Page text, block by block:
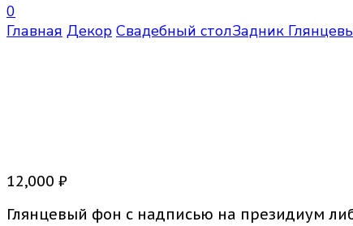
то?
0
Главная Декор Свадебный столЗадник
12,000 ₽
Глянцевый фон с надписью на президиум